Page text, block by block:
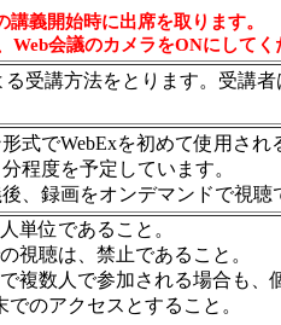
講義開始時に出席を取ります。
Web会議のカメラをONにしてく
る受講方法をとります。受講
式でWebExを初めて使用さ
程度を予定しています。
後、録画をオンデマンドで視
単位であること。
聴は、禁止であること。
数人で参加される場合も、
のアクセスとすること。